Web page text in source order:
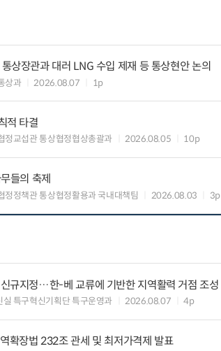
상장관과 대러 LNG 수입 제재 등 통상현안 논의
상과 2026.08.07 1p
적 타결
정교섭관 통상협정협상총괄과 2026.08.05 10p
들의 축제
정정책관 통상협정활용과 국내대책팀 2026.08.03 3p
규지정…한-베 교류에 기반한 지역활력 거점 조성
특구혁신기획단 특구운영과 2026.08.07 4p
확장법 232조 관세 및 최저가격제 발표